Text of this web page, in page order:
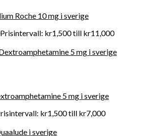
Roche 10 mg i sverige
Prisintervall: kr1,500 till kr11,000
5 mg i sverige
kr1,500 till kr7,000